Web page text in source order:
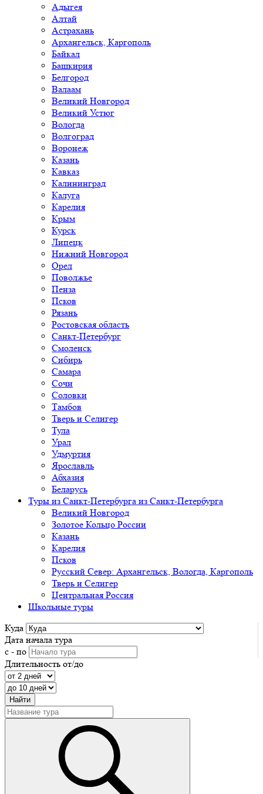
Адыгея
Алтай
Астрахань
Архангельск, Каргополь
Байкал
Башкирия
Белгород
Валаам
Великий Новгород
Великий Устюг
Вологда
Волгоград
Воронеж
Казань
Кавказ
Калининград
Калуга
Карелия
Крым
Курск
Липецк
Нижний Новгород
Орел
Поволжье
Пенза
Псков
Рязань
Ростовская область
Санкт-Петербург
Смоленск
Сибирь
Самара
Сочи
Соловки
Тамбов
Тверь и Селигер
Тула
Урал
Удмуртия
Ярославль
Абхазия
Беларусь
Туры из Санкт-Петербурга из Санкт-Петербурга
Великий Новгород
Золотое Кольцо России
Казань
Карелия
Псков
Русский Север: Архангельск, Вологда, Каргополь
Тверь и Селигер
Центральная Россия
Школьные туры
Куда
Дата начала тура
с - по
Длительность от/до